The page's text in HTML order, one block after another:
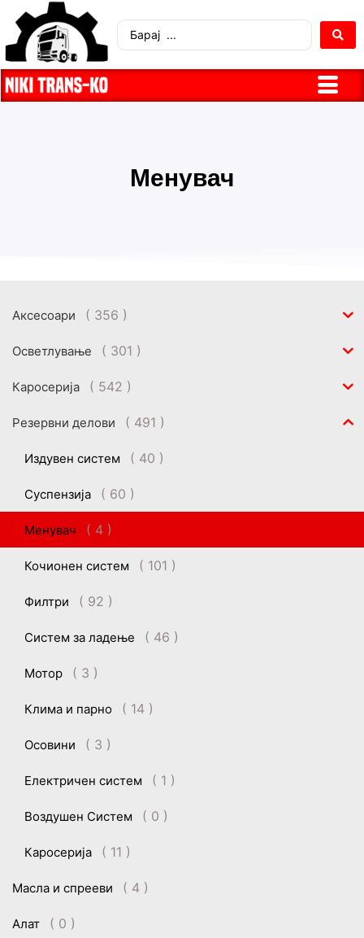
Менувач
Аксесоари ( 356 )
Осветлување ( 301 )
Каросерија ( 542 )
Резервни делови ( 491 )
Издувен систем ( 40 )
Суспензија ( 60 )
Менувач ( 4 )
Кочионен систем ( 101 )
Филтри ( 92 )
Систем за ладење ( 46 )
Мотор ( 3 )
Клима и парно ( 14 )
Осовини ( 3 )
Електричен систем ( 1 )
Воздушен Систем ( 0 )
Каросерија ( 11 )
Масла и спрееви ( 4 )
Алат ( 0 )